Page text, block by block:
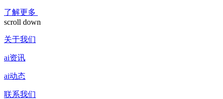
了解更多
scroll down
关于我们
ai资讯
ai动态
联系我们